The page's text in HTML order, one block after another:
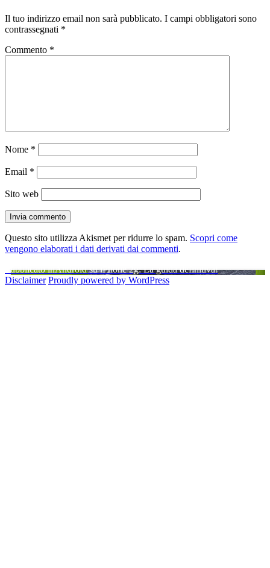
Il tuo indirizzo email non sarà pubblicato. I campi obbligatori sono
contrassegnati *
Commento *
Nome *
Email *
Sito web
Questo sito utilizza Akismet per ridurre lo spam. Scopri come
vengono elaborati i dati derivati dai commenti.
Navigazione
articoli
Pubblicato inAndroid su iPhone 2g: La guida definitiva!
Disclaimer Proudly powered by WordPress